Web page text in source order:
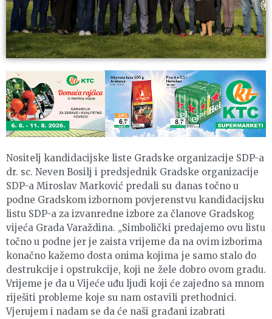
Nositelj kandidacijske liste Gradske organizacije SDP-a
dr. sc. Neven Bosilj i predsjednik Gradske organizacije
SDP-a Miroslav Marković predali su danas točno u
podne Gradskom izbornom povjerenstvu kandidacijsku
listu SDP-a za izvanredne izbore za članove Gradskog
vijeća Grada Varaždina. „Simbolički predajemo ovu listu
točno u podne jer je zaista vrijeme da na ovim izborima
konačno kažemo dosta onima kojima je samo stalo do
destrukcije i opstrukcije, koji ne žele dobro ovom gradu.
Vrijeme je da u Vijeće uđu ljudi koji će zajedno sa mnom
riješiti probleme koje su nam ostavili prethodnici.
Vjerujem i nadam se da će naši građani izabrati